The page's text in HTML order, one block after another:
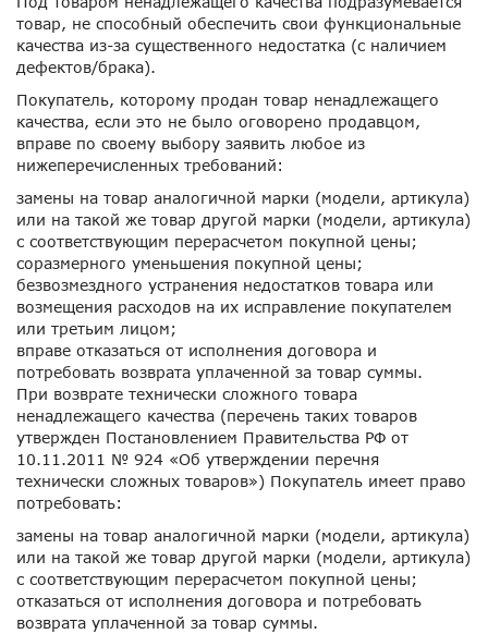
товар, не способный обеспечить свои функциональные
качества из-за существенного недостатка (с наличием
дефектов/брака).
Покупатель, которому продан товар ненадлежащего
качества, если это не было оговорено продавцом,
вправе по своему выбору заявить любое из
нижеперечисленных требований:
замены на товар аналогичной марки (модели, артикула)
или на такой же товар другой марки (модели, артикула)
с соответствующим перерасчетом покупной цены;
соразмерного уменьшения покупной цены;
безвозмездного устранения недостатков товара или
возмещения расходов на их исправление покупателем
или третьим лицом;
вправе отказаться от исполнения договора и
потребовать возврата уплаченной за товар суммы.
При возврате технически сложного товара
ненадлежащего качества (перечень таких товаров
утвержден Постановлением Правительства РФ от
10.11.2011 № 924 «Об утверждении перечня
технически сложных товаров») Покупатель имеет право
потребовать:
замены на товар аналогичной марки (модели, артикула)
или на такой же товар другой марки (модели, артикула)
с соответствующим перерасчетом покупной цены;
отказаться от исполнения договора и потребовать
возврата уплаченной за товар суммы.